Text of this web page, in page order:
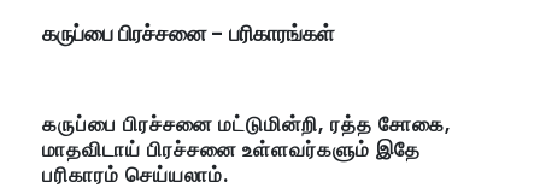
கருப்பை பிரச்சனை - பரிகாரங்கள்
கருப்பை பிரச்சனை மட்டுமின்றி, ரத்த சோகை,
மாதவிடாய் பிரச்சனை உள்ளவர்களும் இதே
பரிகாரம் செய்யலாம்.